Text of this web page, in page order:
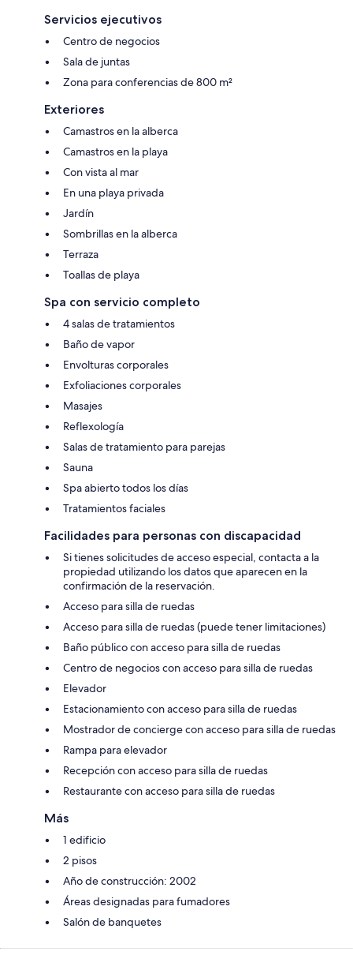
Servicios ejecutivos
Centro de negocios
Sala de juntas
Zona para conferencias de 800 m²
Exteriores
Camastros en la alberca
Camastros en la playa
Con vista al mar
En una playa privada
Jardín
Sombrillas en la alberca
Terraza
Toallas de playa
Spa con servicio completo
4 salas de tratamientos
Baño de vapor
Envolturas corporales
Exfoliaciones corporales
Masajes
Reflexología
Salas de tratamiento para parejas
Sauna
Spa abierto todos los días
Tratamientos faciales
Facilidades para personas con discapacidad
Si tienes solicitudes de acceso especial, contacta a la
propiedad utilizando los datos que aparecen en la
confirmación de la reservación.
Acceso para silla de ruedas
Acceso para silla de ruedas (puede tener limitaciones)
Baño público con acceso para silla de ruedas
Centro de negocios con acceso para silla de ruedas
Elevador
Estacionamiento con acceso para silla de ruedas
Mostrador de concierge con acceso para silla de ruedas
Rampa para elevador
Recepción con acceso para silla de ruedas
Restaurante con acceso para silla de ruedas
Más
1 edificio
2 pisos
Año de construcción: 2002
Áreas designadas para fumadores
Salón de banquetes